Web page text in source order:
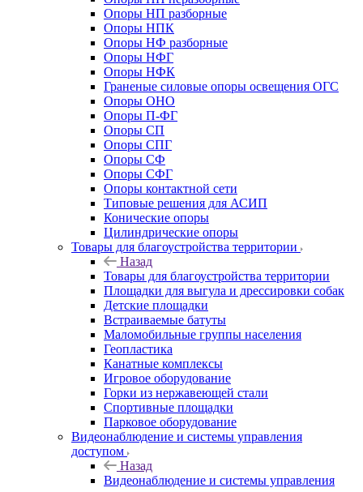
Опоры НП разборные
Опоры НПК
Опоры НФ разборные
Опоры НФГ
Опоры НФК
Граненые силовые опоры освещения ОГС
Опоры ОНО
Опоры П-ФГ
Опоры СП
Опоры СПГ
Опоры СФ
Опоры СФГ
Опоры контактной сети
Типовые решения для АСИП
Конические опоры
Цилиндрические опоры
Товары для благоустройства территории
Назад
Товары для благоустройства территории
Площадки для выгула и дрессировки собак
Детские площадки
Встраиваемые батуты
Маломобильные группы населения
Геопластика
Канатные комплексы
Игровое оборудование
Горки из нержавеющей стали
Спортивные площадки
Парковое оборудование
Видеонаблюдение и системы управления
доступом
Назад
Видеонаблюдение и системы управления